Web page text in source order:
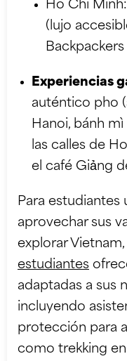
Ho Chi
(lujo
Experiencias
auténtico pho
Hanoi, bánh
las calles de
el café Giảng
Para estudiantes
aprovechar sus
explorar Vietnam,
estudiantes
adaptadas a sus
incluyendo
protección para
como trekking